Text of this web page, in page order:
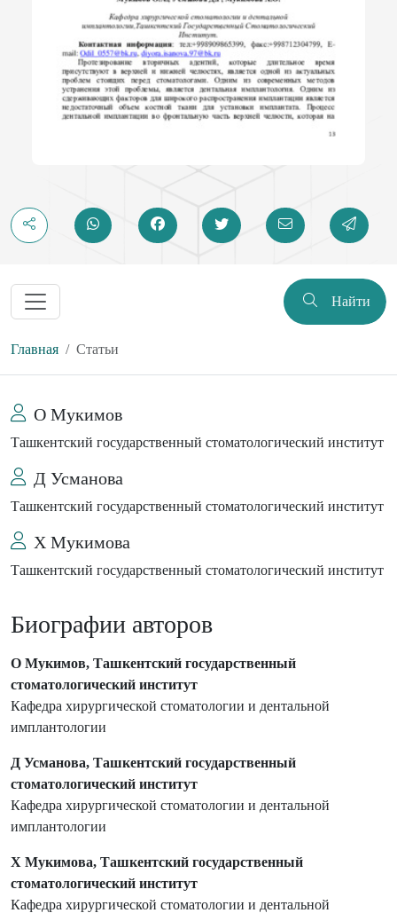
Найти
Главная Статьи
O Мукимoв
Ташкентский государственный стоматологический институт
Д Усманова
Ташкентский государственный стоматологический институт
Х Мукимова
Ташкентский государственный стоматологический институт
Биографии авторов
O Мукимoв, Ташкентский государственный
стоматологический институт
Кафедра хирургической стоматологии и дентальной
имплантологии
Д Усманова, Ташкентский государственный
стоматологический институт
Кафедра хирургической стоматологии и дентальной
имплантологии
Х Мукимова, Ташкентский государственный
стоматологический институт
Кафедра хирургической стоматологии и дентальной